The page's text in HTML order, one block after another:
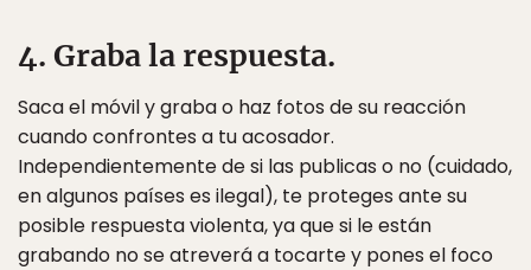
4. Graba la respuesta.
Saca el móvil y graba o haz fotos de su reacción
cuando confrontes a tu acosador.
Independientemente de si las publicas o no (cuidado,
en algunos países es ilegal), te proteges ante su
posible respuesta violenta, ya que si le están
grabando no se atreverá a tocarte y pones el foco